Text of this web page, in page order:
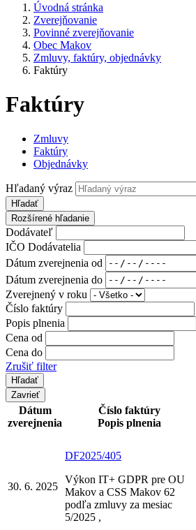
Úvodná stránka
Zverejňovanie
Povinné zverejňovanie
Obec Makov
Zmluvy, faktúry, objednávky
Faktúry
Faktúry
Zmluvy
Faktúry
Objednávky
Hľadaný výraz
Hľadať
Rozšírené hľadanie
Dodávateľ
IČO Dodávatelia
Dátum zverejnenia od
Dátum zverejnenia do
Zverejnený v roku
Číslo faktúry
Popis plnenia
Cena od
Cena do
Zrušiť filter
Zavrieť
Dátum
zverejnenia
Číslo faktúry
Popis plnenia
30. 6. 2025
DF2025/405
Výkon IT+ GDPR pre OU
Makov a CSS Makov 62
podľa zmluvy za mesiac
5/2025 ,